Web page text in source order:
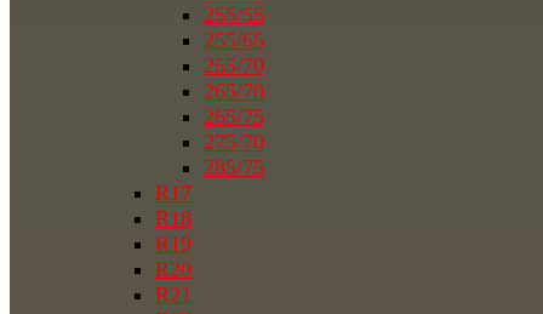
255/55
255/65
255/70
265/70
265/75
275/70
285/75
R17
R18
R19
R20
R21